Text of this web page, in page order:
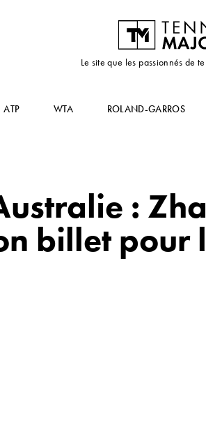
Le site que les passionnés de
ATP WTA ROLAND-GARROS
:
billet pour